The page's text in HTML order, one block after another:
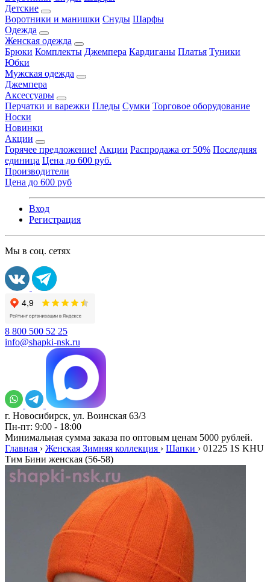
Детские
Воротники и манишки Снуды Шарфы
Одежда
Женская одежда
Брюки Комплекты Джемпера Кардиганы Платья Туники
Юбки
Мужская одежда
Джемпера
Аксессуары
Перчатки и варежки Пледы Сумки Торговое оборудование
Носки
Новинки
Акции
Горячее предложение! Акции Распродажа от 50% Последняя
единица Цена до 600 руб.
Производители
Цена до 600 руб
Вход
Регистрация
Мы в соц. сетях
8 800 500 52 25
info@shapki-nsk.ru
г. Новосибирск, ул. Воинская 63/3
Пн-пт: 9:00 - 18:00
Минимальная сумма заказа по оптовым ценам 5000 рублей.
Главная › Женская Зимняя коллекция › Шапки › 01225 1S KHU
Тим Бини женская (56-58)